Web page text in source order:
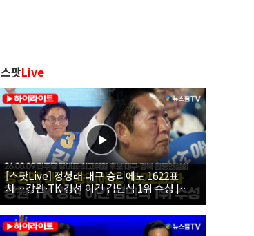
스팟Live
[스팟Live] 정청래 대구 승리에도 1622표
차…강원·TK 경선 이긴 김민석 1위 수성 |
26.08.09 더불어민주당 당대표·최고위원 후
보 대구·경북 합동연설회